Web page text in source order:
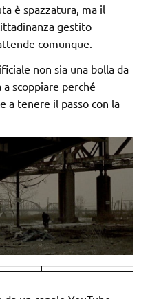
è spazzatura, ma il
gestito
comunque.
non sia una bolla da
scoppiare perché
a tenere il passo con la